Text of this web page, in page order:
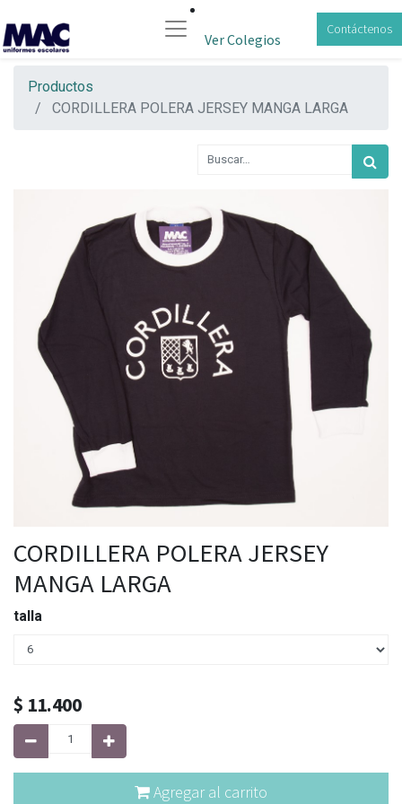
Ver Colegios
Contáctenos
Productos
CORDILLERA POLERA JERSEY MANGA LARGA
CORDILLERA POLERA JERSEY
MANGA LARGA
talla
$ 11.400
Agregar al carrito